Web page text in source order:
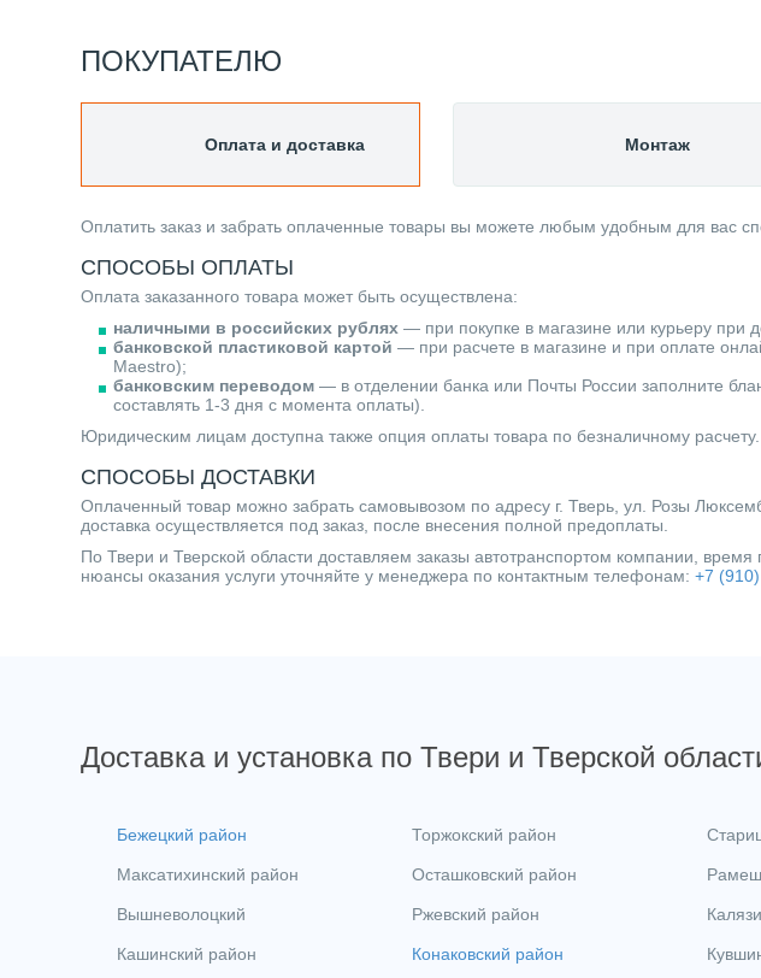
ПОКУПАТЕЛЮ
Оплата и доставка
Оплатить заказ и забрать оплаченные товары вы можете любым удобным для вас
СПОСОБЫ ОПЛАТЫ
Оплата заказанного товара может быть осуществлена:
наличными в российских рублях — при покупке в магазине или курьеру при
банковской пластиковой картой — при расчете в магазине и при оплате
Maestro);
банковским переводом — в отделении банка или Почты России заполните
составлять 1-3 дня с момента оплаты).
Юридическим лицам доступна также опция оплаты товара по безналичному расчету.
СПОСОБЫ ДОСТАВКИ
Оплаченный товар можно забрать самовывозом по адресу г. Тверь, ул. Розы
доставка осуществляется под заказ, после внесения полной предоплаты.
По Твери и Тверской области доставляем заказы автотранспортом компании,
нюансы оказания услуги уточняйте у менеджера по контактным телефонам:+7
Монтаж
Доставка и установка по Твери и Тверской
Бежецкий район
Максатихинский район
Вышневолоцкий
Кашинский район
Торжокский район
Осташковский район
Ржевский район
Конаковский район